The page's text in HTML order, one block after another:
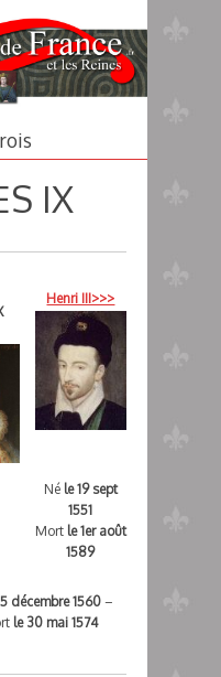
IX
Henri III>>>
Né le 19 sept
1551
Mort le 1er août
1589
décembre 1560 –
le 30 mai 1574